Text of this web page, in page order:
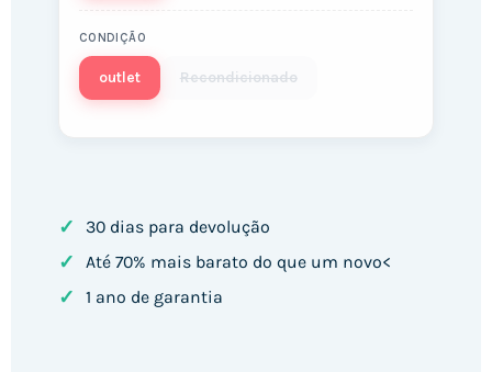
CONDIÇÃO
outlet Recondicionado
✓ 30 dias para devolução
✓ Até 70% mais barato do que um novo<
✓ 1 ano de garantia